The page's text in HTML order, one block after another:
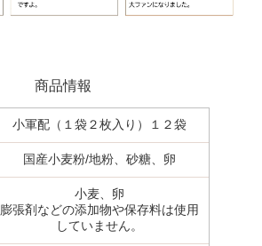
商品情報
小軍配（１袋２枚入り）１２袋
国産小麦粉/地粉、砂糖、卵
小麦、卵
膨張剤などの添加物や保存料は使用
していません。